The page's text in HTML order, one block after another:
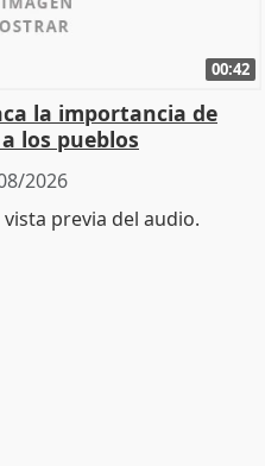
00:42
la importancia de
los pueblos
2026